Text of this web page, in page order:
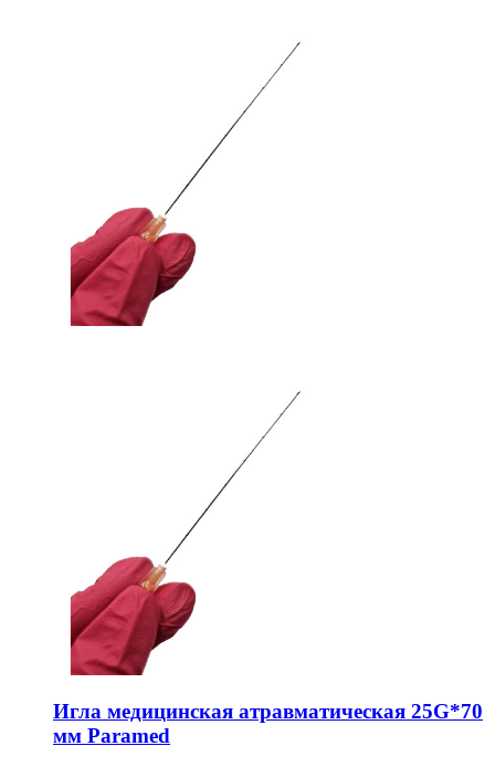
Игла медицинская атравматическая 25G*70
мм Paramed